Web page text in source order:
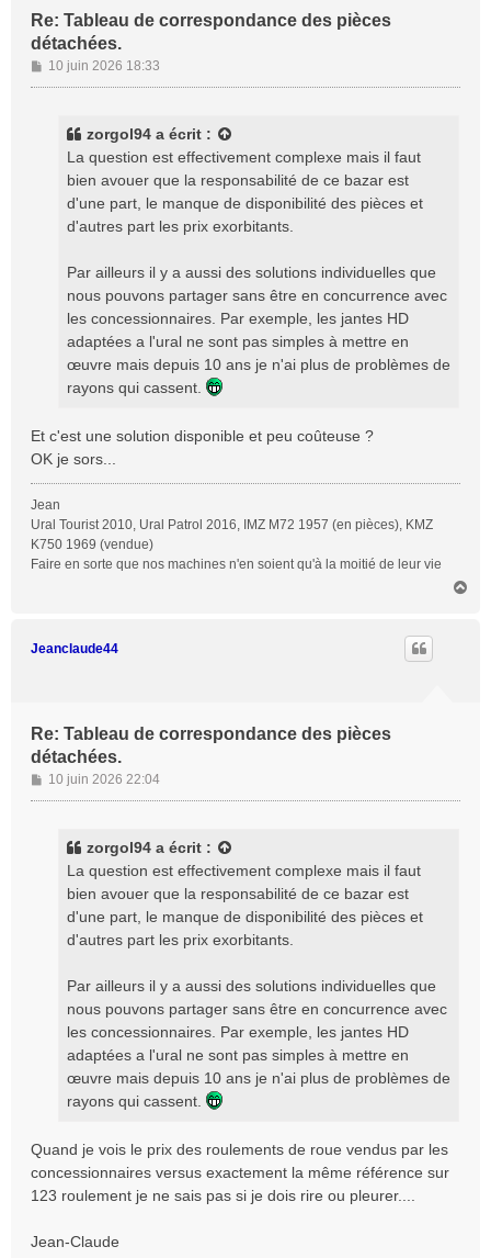
Re: Tableau de correspondance des pièces
détachées.
M
e
10 juin 2026 18:33
zorgol94 a écrit :
La question est effectivement complexe mais il faut
bien avouer que la responsabilité de ce bazar est
d'une part, le manque de disponibilité des pièces et
d'autres part les prix exorbitants.
Par ailleurs il y a aussi des solutions individuelles que
nous pouvons partager sans être en concurrence avec
les concessionnaires. Par exemple, les jantes HD
adaptées a l'ural ne sont pas simples à mettre en
œuvre mais depuis 10 ans je n'ai plus de problèmes de
rayons qui cassent.
Et c'est une solution disponible et peu coûteuse ?
OK je sors...
Jean
Ural Tourist 2010, Ural Patrol 2016, IMZ M72 1957 (en pièces), KMZ
K750 1969 (vendue)
Faire en sorte que nos machines n'en soient qu'à la moitié de leur vie
Jeanclaude44
Re: Tableau de correspondance des pièces
détachées.
M
e
10 juin 2026 22:04
zorgol94 a écrit :
La question est effectivement complexe mais il faut
bien avouer que la responsabilité de ce bazar est
d'une part, le manque de disponibilité des pièces et
d'autres part les prix exorbitants.
Par ailleurs il y a aussi des solutions individuelles que
nous pouvons partager sans être en concurrence avec
les concessionnaires. Par exemple, les jantes HD
adaptées a l'ural ne sont pas simples à mettre en
œuvre mais depuis 10 ans je n'ai plus de problèmes de
rayons qui cassent.
Quand je vois le prix des roulements de roue vendus par les
concessionnaires versus exactement la même référence sur
123 roulement je ne sais pas si je dois rire ou pleurer....
Jean-Claude